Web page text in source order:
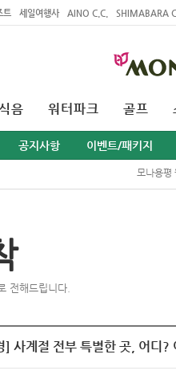
트 세일여행사 AINO C.C. SHIMABARA
공지사항 이벤트/패키지
모나용평
음 워터파크 골프
전해드립니다.
] 사계절 전부 특별한 곳, 어디?